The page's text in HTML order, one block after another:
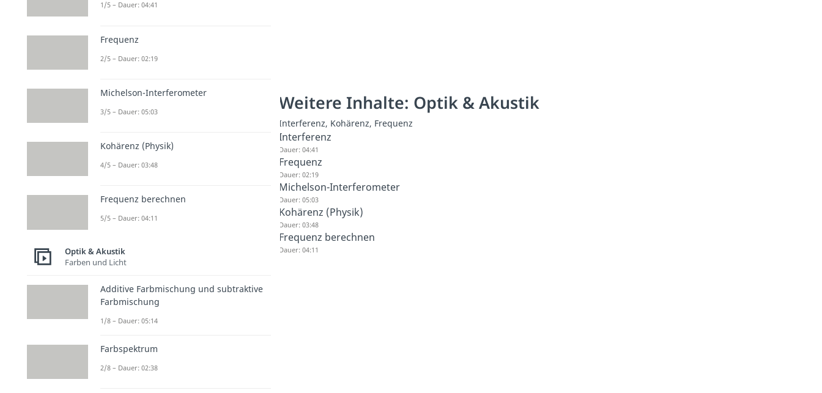
Weitere Inhalte: Optik & Akustik
Interferenz, Kohärenz, Frequenz
Interferenz
Dauer: 04:41
Frequenz
Dauer: 02:19
Michelson-Interferometer
Dauer: 05:03
Kohärenz (Physik)
Dauer: 03:48
Frequenz berechnen
Dauer: 04:11
1/5 – Dauer: 04:41
Frequenz
2/5 – Dauer: 02:19
Michelson-Interferometer
3/5 – Dauer: 05:03
Kohärenz (Physik)
4/5 – Dauer: 03:48
Frequenz berechnen
5/5 – Dauer: 04:11
Optik & Akustik
Farben und Licht
Additive Farbmischung und subtraktive
Farbmischung
1/8 – Dauer: 05:14
Farbspektrum
2/8 – Dauer: 02:38